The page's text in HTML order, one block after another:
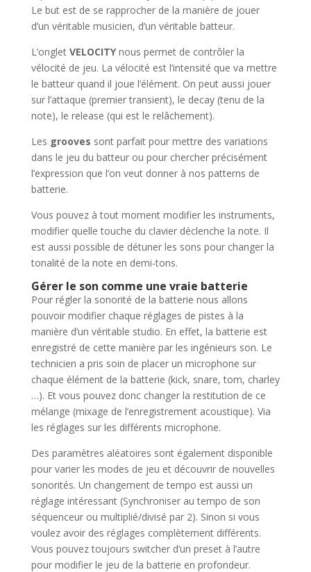
Le but est de se rapprocher de la manière de jouer
d’un véritable musicien, d’un véritable batteur.
L’onglet VELOCITYnous permet de contrôler la
vélocité de jeu. La vélocité est l’intensité que va mettre
le batteur quand il joue l’élément. On peut aussi jouer
sur l’attaque (premier transient), le decay (tenu de la
note), le release (qui est le relâchement).
Les grooves sont parfait pour mettre des variations
dans le jeu du batteur ou pour chercher précisément
l’expression que l’on veut donner à nos patterns de
batterie.
Vous pouvez à tout moment modifier les instruments,
modifier quelle touche du clavier déclenche la note. Il
est aussi possible de détuner les sons pour changer la
tonalité de la note en demi-tons.
Gérer le son comme une vraie batterie
Pour régler la sonorité de la batterie nous allons
pouvoir modifier chaque réglages de pistes à la
manière d’un véritable studio. En effet, la batterie est
enregistré de cette manière par les ingénieurs son. Le
technicien a pris soin de placer un microphone sur
chaque élément de la batterie (kick, snare, tom, charley
…). Et vous pouvez donc changer la restitution de ce
mélange (mixage de l’enregistrement acoustique). Via
les réglages sur les différents microphone.
Des paramètres aléatoires sont également disponible
pour varier les modes de jeu et découvrir de nouvelles
sonorités. Un changement de tempo est aussi un
réglage intéressant (Synchroniser au tempo de son
séquenceur ou multiplié/divisé par 2). Sinon si vous
voulez avoir des réglages complètement différents.
Vous pouvez toujours switcher d’un preset à l’autre
pour modifier le jeu de la batterie en profondeur.